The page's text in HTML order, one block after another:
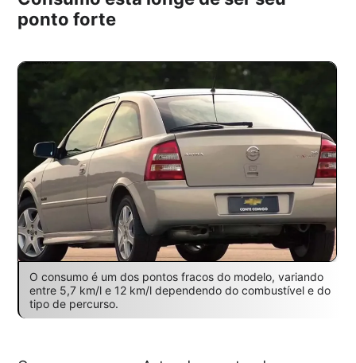
ponto forte
O consumo é um dos pontos fracos do modelo, variando
entre 5,7 km/l e 12 km/l dependendo do combustível e do
tipo de percurso.